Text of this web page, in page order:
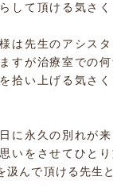
して頂ける気さ
は先生のアシス
すが治療室での
拾い上げる気さ
に永久の別れが
いをさせてひと
汲んで頂ける先生